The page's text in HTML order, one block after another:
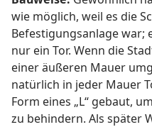
wie möglich, weil es die
Befestigungsanlage war;
nur ein Tor. Wenn die
einer äußeren Mauer
natürlich in jeder Mauer
Form eines „L“ gebaut,
zu behindern. Als später